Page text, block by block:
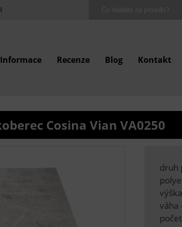
Informace Recenze Blog Kontakt
Cosina Vian VA0250
druh
váha